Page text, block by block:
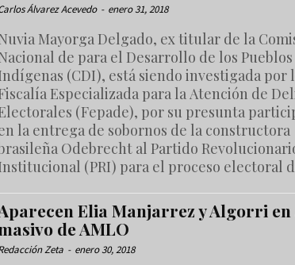
Álvarez Acevedo - enero 31, 2018
Mayorga Delgado, ex titular de la
de para el Desarrollo de los Pueblos
(CDI), está siendo investigada por
Especializada para la Atención de
(Fepade), por su presunta
la entrega de sobornos de la constructora
Odebrecht al Partido
(PRI) para el proceso electoral
Elia Manjarrez y Algorri en
de AMLO
Zeta - enero 30, 2018